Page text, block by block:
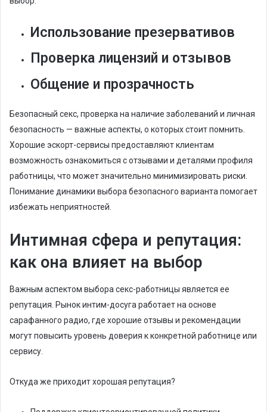
Использование презервативов
Проверка лицензий и отзывов
Общение и прозрачность
Безопасный секс, проверка на наличие заболеваний и личная
безопасность — важные аспекты, о которых стоит помнить.
Хорошие эскорт-сервисы предоставляют клиентам
возможность ознакомиться с отзывами и деталями профиля
работницы, что может значительно минимизировать риски.
Понимание динамики выбора безопасного варианта помогает
избежать неприятностей.
Интимная сфера и репутация:
как она влияет на выбор
Важным аспектом выбора секс-работницы является ее
репутация. Рынок интим-досуга работает на основе
сарафанного радио, где хорошие отзывы и рекомендации
могут повысить уровень доверия к конкретной работнице или
сервису.
Откуда же приходит хорошая репутация?